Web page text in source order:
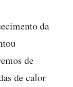
da
de
de calor